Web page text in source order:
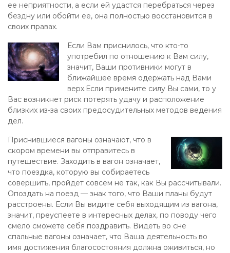
ее неприятности, а если ей удастся перебраться через
бездну или обойти ее, она полностью восстановится в
своих правах.
Если Вам приснилось, что кто-то
употребил по отношению к Вам силу,
значит, Ваши противники могут в
ближайшее время одержать над Вами
верх.Если примените силу Вы сами, то у
Вас возникнет риск потерять удачу и расположение
близких из-за своих предосудительных методов ведения
дел.
Приснившиеся вагоны означают, что в
скором времени вы отправитесь в
путешествие. Заходить в вагон означает,
что поездка, которую вы собираетесь
совершить, пройдет совсем не так, как Вы рассчитывали.
Опоздать на поезд — знак того, что Ваши планы будут
расстроены. Если Вы видите себя выходящим из вагона,
значит, преуспеете в интересных делах, по поводу чего
смело сможете себя поздравить. Видеть во сне
спальные вагоны означает, что Ваша деятельность во
имя достижения благосостояния должна оживиться, но